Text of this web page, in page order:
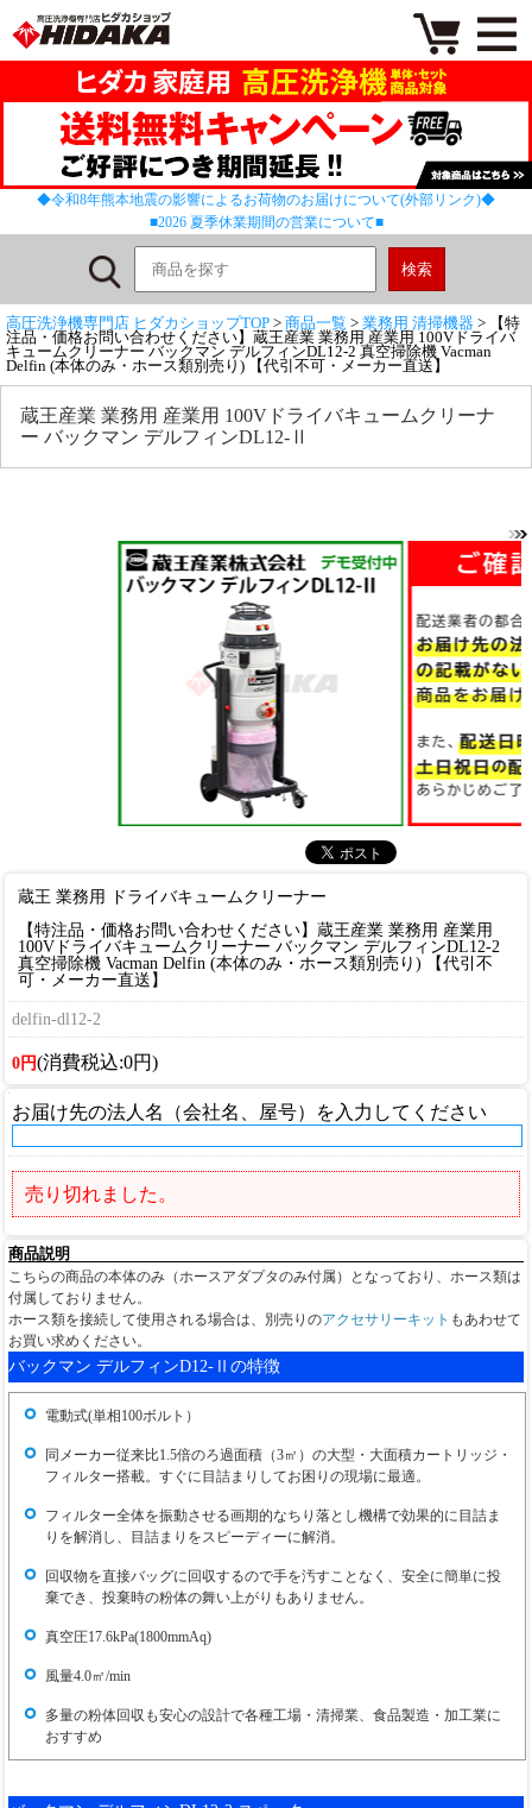
◆令和8年熊本地震の影響によるお荷物のお届けについて(外部リンク)◆
■2026 夏季休業期間の営業について■
高圧洗浄機専門店 ヒダカショップTOP > 商品一覧 > 業務用 清掃機器 > 【特
注品・価格お問い合わせください】蔵王産業 業務用 産業用 100Vドライバ
キュームクリーナー バックマン デルフィンDL12-2 真空掃除機 Vacman
Delfin (本体のみ・ホース類別売り) 【代引不可・メーカー直送】
蔵王産業 業務用 産業用 100Vドライバキュームクリーナ
ー バックマン デルフィンDL12-Ⅱ
蔵王 業務用 ドライバキュームクリーナー
【特注品・価格お問い合わせください】蔵王産業 業務用 産業用
100Vドライバキュームクリーナー バックマン デルフィンDL12-2
真空掃除機 Vacman Delfin (本体のみ・ホース類別売り) 【代引不
可・メーカー直送】
delfin-dl12-2
0円(消費税込:0円)
お届け先の法人名（会社名、屋号）を入力してください
売り切れました。
商品説明
こちらの商品の本体のみ（ホースアダプタのみ付属）となっており、ホース類は
付属しておりません。
ホース類を接続して使用される場合は、別売りのアクセサリーキット もあわせて
お買い求めください。
バックマン デルフィンD12-Ⅱの特徴
電動式(単相100ボルト）
同メーカー従来比1.5倍のろ過面積（3㎡）の大型・大面積カートリッジ・
フィルター搭載。すぐに目詰まりしてお困りの現場に最適。
フィルター全体を振動させる画期的なちり落とし機構で効果的に目詰ま
りを解消し、目詰まりをスピーディーに解消。
回収物を直接バッグに回収するので手を汚すことなく、安全に簡単に投
棄でき、投棄時の粉体の舞い上がりもありません。
真空圧17.6kPa(1800mmAq)
風量4.0㎡/min
多量の粉体回収も安心の設計で各種工場・清掃業、食品製造・加工業に
おすすめ